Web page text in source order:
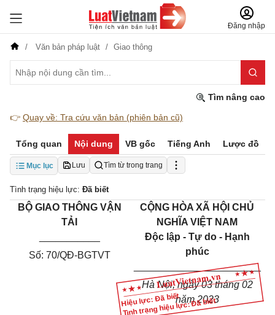
Đăng nhập
Văn bản pháp luật Giao thông
Tìm nâng cao
👉 Quay về: Tra cứu văn bản (phiên bản cũ)
Tổng quan Nội dung VB gốc Tiếng Anh Lược đồ
Mục lục Lưu Tìm từ trong trang
Tình trạng hiệu lực: Đã biết
Hiệu lực: Đã biết
Tình trạng hiệu lực: Đã biết
BỘ GIAO THÔNG VẬN
TẢI
Số: 70/QĐ-BGTVT
CỘNG HÒA XÃ HỘI CHỦ
NGHĨA VIỆT NAM
Độc lập - Tự do - Hạnh
phúc
_______________________
Hà Nội, ngày 03 tháng 02
năm 2023